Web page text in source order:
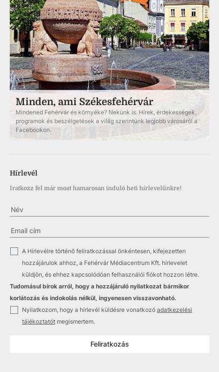
Minden, ami Székesfehérvár
Mindened Fehérvár és környéke? Nekünk is. Hírek, érdekességek,
programok és beszélgetések a világ szerintünk legjobb városáról a
Facebookon.
Hírlevél
Iratkozz fel már most hamarosan induló heti hírlevelünkre!
A Hírlevélre történő feliratkozással önkéntesen, kifejezetten
hozzájárulok ahhoz, a Fehérvár Médiacentrum Kft. hírlevelet
küldjön, és ehhez kapcsolódóan felhasználói fiókot hozzon létre.
Tudomásul bírok arról, hogy a hozzájáruló nyilatkozat bármikor
korlátozás és indokolás nélkül, ingyenesen visszavonható.
Nyilatkozom, hogy a hírlevél küldésre vonatkozó adatkezelési
tájékoztatót megismertem.
Feliratkozás